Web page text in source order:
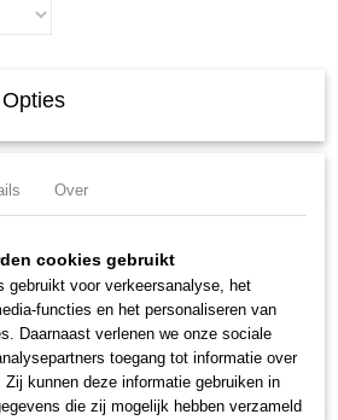
standtijd voorzien van splitpunt.
Over
cookies gebruikt
gebruikt voor verkeersanalyse, het
functies en het personaliseren van
Daarnaast verlenen we onze sociale
toegang tot informatie over
kunnen deze informatie gebruiken in
die zij mogelijk hebben verzameld